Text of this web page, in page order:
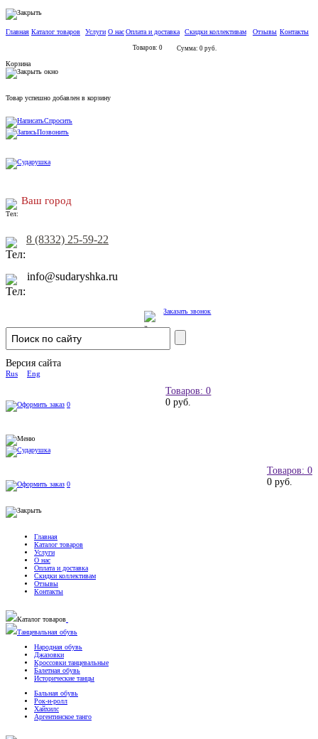
Главная Каталог товаров Услуги О насОплата и доставка Скидки коллективам Отзывы Контакты
Товаров: 0 Сумма: 0 руб.
Корзина
Товар успешно добавлен в корзину
Спросить
Позвонить
Ваш город
8 (8332) 25-59-22
info@sudaryshka.ru
Заказать звонок
Версия сайта
Rus Eng
Товаров: 0
0 руб.
0
Товаров: 0
0 руб.
0
Главная
Каталог товаров
Услуги
О нас
Оплата и доставка
Скидки коллективам
Отзывы
Контакты
Каталог товаров
Танцевальная обувь
Народная обувь
Джазовки
Кроссовки танцевальные
Балетная обувь
Исторические танцы
Бальная обувь
Рок-н-ролл
Хайхилс
Аргентинское танго